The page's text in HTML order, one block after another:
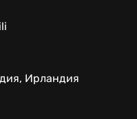
Ирландия